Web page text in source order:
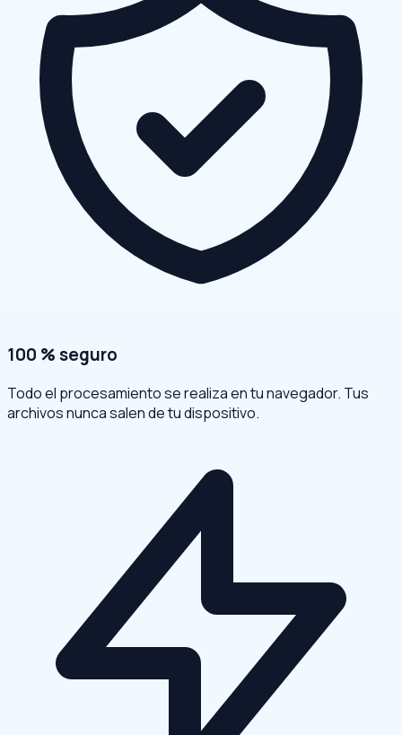
100 % seguro
Todo el procesamiento se realiza en tu navegador. Tus
archivos nunca salen de tu dispositivo.